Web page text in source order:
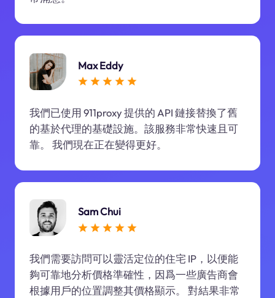
Max Eddy
我們已使用 911proxy 提供的 API 鏈接替換了舊
的基於代理的基礎設施。該服務非常快速且可
靠。 我們現在正在變得更好。
Sam Chui
我們需要訪問可以靈活定位的住宅 IP，以便能
夠可靠地分析價格準確性，因爲一些廣告商會
根據用戶的位置調整其價格顯示。 對結果非常